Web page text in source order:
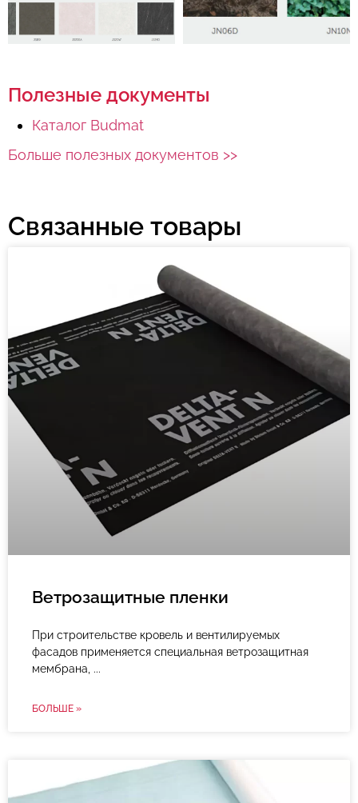
Полезные документы
Каталог Budmat
Больше полезных документов >>
Связанные товары
Ветрозащитные пленки
При строительстве кровель и вентилируемых
фасадов применяется специальная ветрозащитная
мембрана,
БОЛЬШЕ »